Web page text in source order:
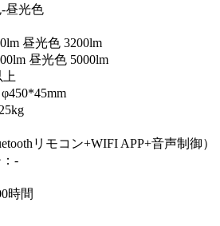
昼光色
昼光色 3200lm
昼光色 5000lm
リモコン+WIFI APP+音声制御）
-
時間